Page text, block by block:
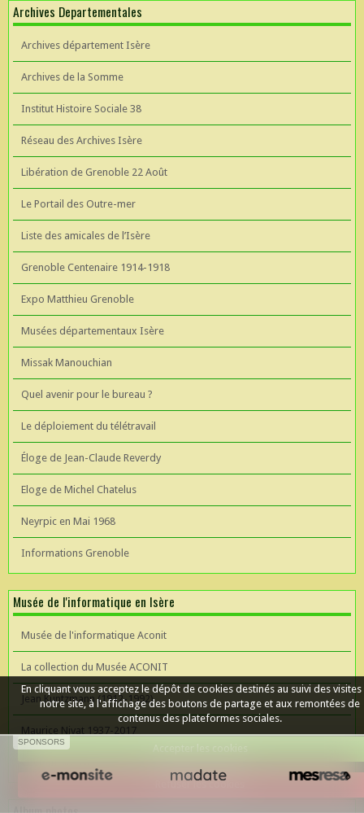
Archives Departementales
Archives département Isère
Archives de la Somme
Institut Histoire Sociale 38
Réseau des Archives Isère
Libération de Grenoble 22 Août
Le Portail des Outre-mer
Liste des amicales de l’Isère
Grenoble Centenaire 1914-1918
Expo Matthieu Grenoble
Musées départementaux Isère
Missak Manouchian
Quel avenir pour le bureau ?
Le déploiement du télétravail
Éloge de Jean-Claude Reverdy
Eloge de Michel Chatelus
Neyrpic en Mai 1968
Informations Grenoble
Musée de l'informatique en Isère
Musée de l'informatique Aconit
La collection du Musée ACONIT
Jean Kuntzmann (1912-1992)
Maurice Nivat 1937-2017
SPONSORS
En cliquant vous acceptez le dépôt de cookies destinés au suivi des visites
notre site, à l'affichage des boutons de partage et aux remontées de
contenus des plateformes sociales.
Refuser les cookies